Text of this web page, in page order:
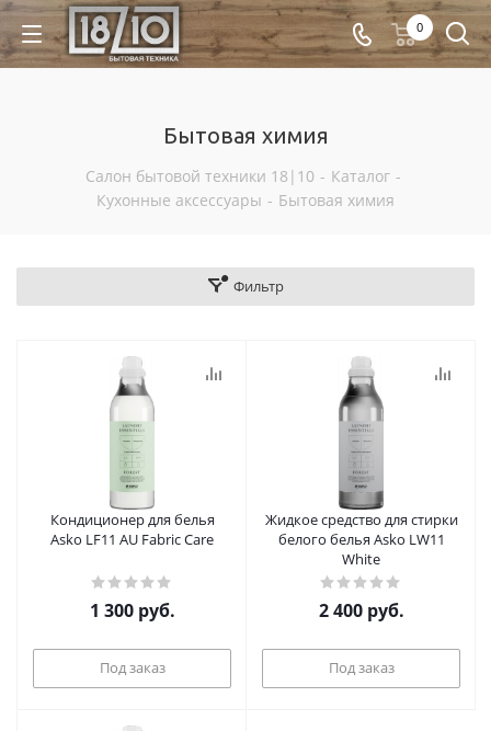
0
Бытовая химия
Салон бытовой техники 18|10 - Каталог -
Кухонные аксессуары - Бытовая химия
Фильтр
Кондиционер для белья
Asko LF11 AU Fabric Care
1 300руб.
Под заказ
Жидкое средство для стирки
белого белья Asko LW11
White
2 400руб.
Под заказ